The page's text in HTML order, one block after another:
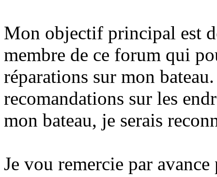
Mon objectif principal est
membre de ce forum qui
réparations sur mon
recomandations sur les
mon bateau, je serais
Je vou remercie par